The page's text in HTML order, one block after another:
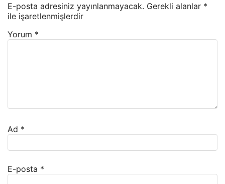
E-posta adresiniz yayınlanmayacak. Gerekli alanlar *
ile işaretlenmişlerdir
Yorum *
Ad *
E-posta *